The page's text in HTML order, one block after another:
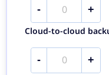
- +
Cloud-to-cloud
- +